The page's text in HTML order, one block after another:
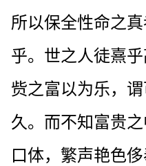
所以保全性命之
乎。世之人徒熹
赀之富以为乐，
久。而不知富贵
口体，繁声艳色